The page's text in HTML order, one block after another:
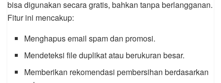
bisa digunakan secara gratis, bahkan tanpa berlangganan.
Fitur ini mencakup:
Menghapus email spam dan promosi.
Mendeteksi file duplikat atau berukuran besar.
Memberikan rekomendasi pembersihan berdasarkan